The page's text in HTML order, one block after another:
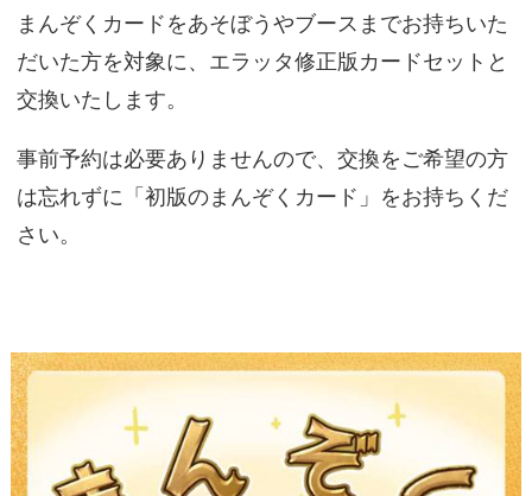
まんぞくカードをあそぼうやブースまでお持ちいた
だいた方を対象に、エラッタ修正版カードセットと
交換いたします。
事前予約は必要ありませんので、交換をご希望の方
は忘れずに「初版のまんぞくカード」をお持ちくだ
さい。